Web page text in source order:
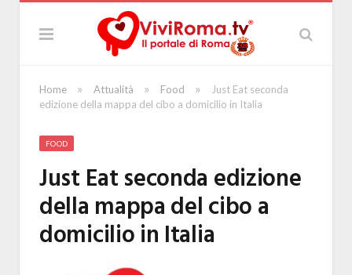
Home » Attualità » Food »
Just Eat seconda
edizione della mappa del cibo a domicilio in Italia
FOOD
Just Eat seconda edizione
della mappa del cibo a
domicilio in Italia